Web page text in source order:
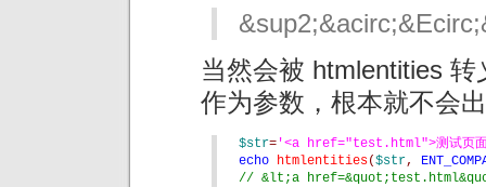
当然会被 htmlentities
作为参数，根本就不会
$str= '<a href="test.html">测试页
echo htmlentities($str,
// &lt;a